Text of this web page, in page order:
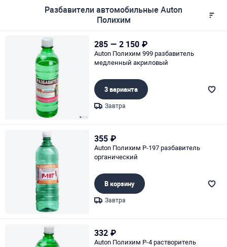
Разбавители автомобильные Auton
Полихим
285 — 2 150 ₽
Auton Полихим 999 разбавитель
медленный акриловый
3 варианта
Завтра
355 ₽
Auton Полихим Р-197 разбавитель
органический
В корзину
Завтра
332 ₽
Auton Полихим Р-4 растворитель